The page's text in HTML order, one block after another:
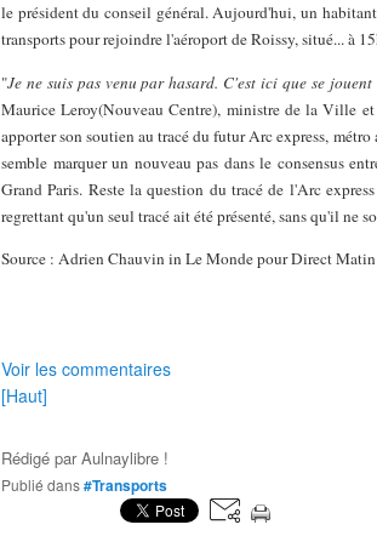
le président du conseil général. Aujourd'hui, un
transports pour rejoindre l'aéroport de Roissy, situé... à
"Je ne suis pas venu par hasard. C'est ici que se
Maurice Leroy(Nouveau Centre), ministre de la Ville
apporter son soutien au tracé du futur Arc express,
semble marquer un nouveau pas dans le consensus
Grand Paris. Reste la question du tracé de l'Arc
regrettant qu'un seul tracé ait été présenté, sans qu'il ne
Source : Adrien Chauvin in Le Monde pour Direct Matin
Voir les commentaires
[Haut]
Rédigé parAulnaylibre !
Publié dans#Transports